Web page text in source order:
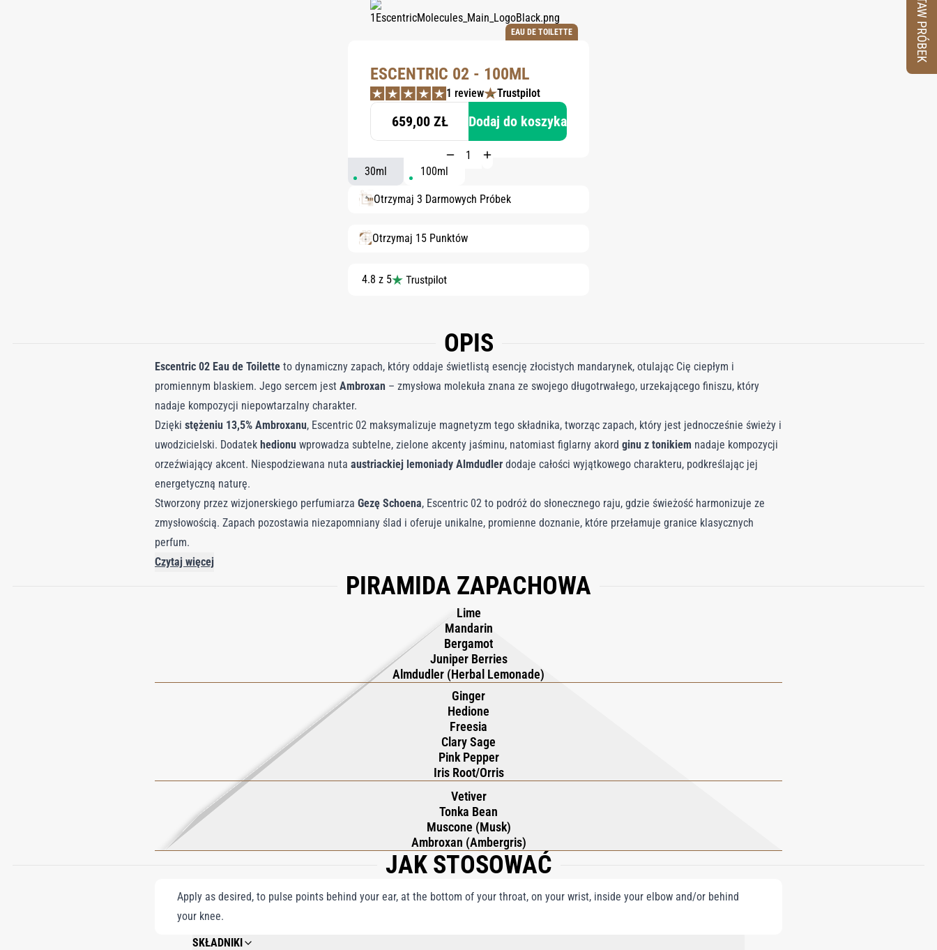
EAU DE TOILETTE
ESCENTRIC 02 - 100ML
1 review Trustpilot
659,00 ZŁ Dodaj do koszyka
30ml 100ml
Otrzymaj 3 Darmowych Próbek
Otrzymaj 15 Punktów
4.8 z 5
OPIS
Escentric 02 Eau de Toilette to dynamiczny zapach, który oddaje świetlistą esencję złocistych mandarynek, otulając Cię ciepłym i
promiennym blaskiem. Jego sercem jest Ambroxan – zmysłowa molekuła znana ze swojego długotrwałego, urzekającego finiszu, który
nadaje kompozycji niepowtarzalny charakter.
Dzięki stężeniu 13,5% Ambroxanu, Escentric 02 maksymalizuje magnetyzm tego składnika, tworząc zapach, który jest jednocześnie świeży i
uwodzicielski. Dodatek hedionu wprowadza subtelne, zielone akcenty jaśminu, natomiast figlarny akord ginu z tonikiem nadaje kompozycji
orzeźwiający akcent. Niespodziewana nuta austriackiej lemoniady Almdudler dodaje całości wyjątkowego charakteru, podkreślając jej
energetyczną naturę.
Stworzony przez wizjonerskiego perfumiarza Gezę Schoena, Escentric 02 to podróż do słonecznego raju, gdzie świeżość harmonizuje ze
zmysłowością. Zapach pozostawia niezapomniany ślad i oferuje unikalne, promienne doznanie, które przełamuje granice klasycznych
perfum.
Czytaj więcej
PIRAMIDA ZAPACHOWA
Lime
Mandarin
Bergamot
Juniper Berries
Almdudler (Herbal Lemonade)
Ginger
Hedione
Freesia
Clary Sage
Pink Pepper
Iris Root/Orris
Vetiver
Tonka Bean
Muscone (Musk)
Ambroxan (Ambergris)
JAK STOSOWAĆ
Apply as desired, to pulse points behind your ear, at the bottom of your throat, on your wrist, inside your elbow and/or behind
your knee.
SKŁADNIKI
ZESTAW PRÓBEK